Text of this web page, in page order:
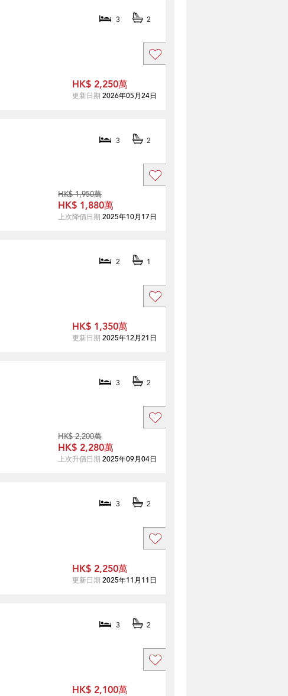
3 2
HK$ 2,250萬
更新日期 2026年05月24日
3 2
HK$ 1,950萬
HK$ 1,880萬
上次降價日期 2025年10月17日
2 1
HK$ 1,350萬
更新日期 2025年12月21日
3 2
HK$ 2,200萬
HK$ 2,280萬
上次升價日期 2025年09月04日
3 2
HK$ 2,250萬
更新日期 2025年11月11日
3 2
HK$ 2,100萬